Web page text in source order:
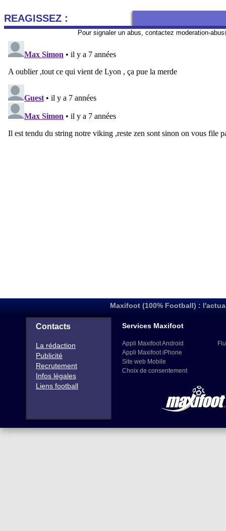
REAGISSEZ :
Pour signaler un abus, contactez moderation-
Maxifoot (100% Football) :
Contacts
La rédaction
Publicité
Recrutement
Infos légales
Liens football
Services Maxifoot
Appli Maxifoot Android
Appli Maxifoot iPhone
Site web Mobile
Choix de consentement